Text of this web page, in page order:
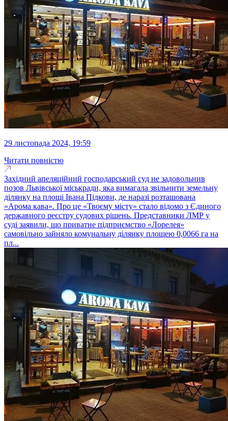
29 листопада 2024, 19:59
Читати повністю
Західний апеляційний господарський суд не задовольнив
позов Львівської міськради, яка вимагала звільнити земельну
ділянку на площі Івана Підкови, де наразі розташована
«Арома кава». Про це «Твоєму місту» стало відомо з Єдиного
державного реєстру судових рішень. Представники ЛМР у
суді заявили, що приватне підприємство «Лорелея»
самовільно зайняло комунальну ділянку площею 0,0066 га на
пл...